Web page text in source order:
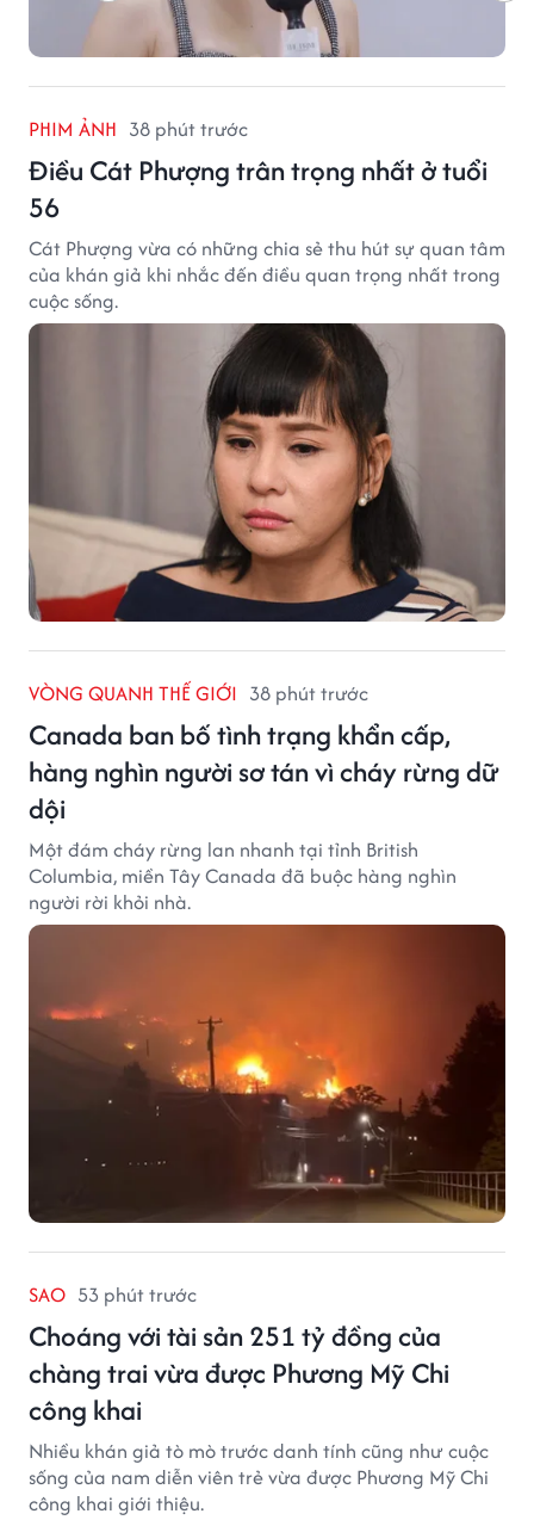
PHIM ẢNH 38 phút trước
Điều Cát Phượng trân trọng nhất ở tuổi
56
Cát Phượng vừa có những chia sẻ thu hút sự quan tâm
của khán giả khi nhắc đến điều quan trọng nhất trong
cuộc sống.
VÒNG QUANH THẾ GIỚI 38 phút trước
Canada ban bố tình trạng khẩn cấp,
hàng nghìn người sơ tán vì cháy rừng dữ
dội
Một đám cháy rừng lan nhanh tại tỉnh British
Columbia, miền Tây Canada đã buộc hàng nghìn
người rời khỏi nhà.
SAO 53 phút trước
Choáng với tài sản 251 tỷ đồng của
chàng trai vừa được Phương Mỹ Chi
công khai
Nhiều khán giả tò mò trước danh tính cũng như cuộc
sống của nam diễn viên trẻ vừa được Phương Mỹ Chi
công khai giới thiệu.